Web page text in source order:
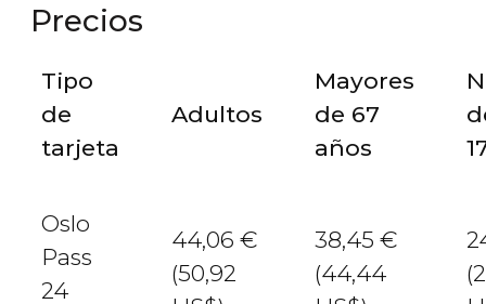
Precios
Tipo
de
tarjeta
Adultos
Mayores
de 67
años
Oslo
Pass
24
44,06 €
(50,92
38,45 €
(44,44